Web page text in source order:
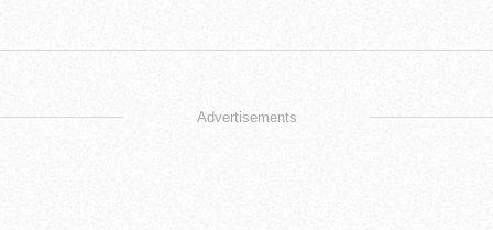
Advertisements